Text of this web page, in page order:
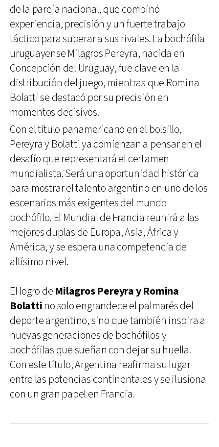
de la pareja nacional, que combinó
experiencia, precisión y un fuerte trabajo
táctico para superar a sus rivales. La bochófila
uruguayense Milagros Pereyra, nacida en
Concepción del Uruguay, fue clave en la
distribución del juego, mientras que Romina
Bolatti se destacó por su precisión en
momentos decisivos.
Con el título panamericano en el bolsillo,
Pereyra y Bolatti ya comienzan a pensar en el
desafío que representará el certamen
mundialista. Será una oportunidad histórica
para mostrar el talento argentino en uno de los
escenarios más exigentes del mundo
bochófilo. El Mundial de Francia reunirá a las
mejores duplas de Europa, Asia, África y
América, y se espera una competencia de
altísimo nivel.
El logro de Milagros Pereyra y Romina
Bolattino solo engrandece el palmarés del
deporte argentino, sino que también inspira a
nuevas generaciones de bochófilos y
bochófilas que sueñan con dejar su huella.
Con este título, Argentina reafirma su lugar
entre las potencias continentales y se ilusiona
con un gran papel en Francia.